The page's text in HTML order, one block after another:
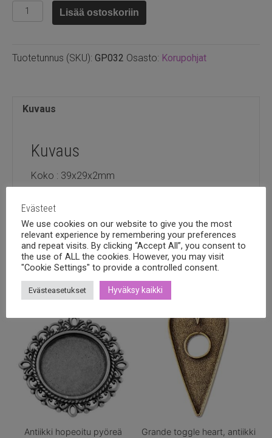
Kullattu
ovaali
määrä
Lisää ostoskoriin
Tuotetunnus (SKU): GP032 Osasto: Korupohjat
Kuvaus
Kuvaus
Koko : 39x29x2mm
Tutustu myös
Antiikki hopeoitu pyöreä
Grande toggle heart, antiikki
Evästeet
We use cookies on our website to give you the most
relevant experience by remembering your preferences
and repeat visits. By clicking “Accept All”, you consent to
the use of ALL the cookies. However, you may visit
"Cookie Settings" to provide a controlled consent.
Evästeasetukset Hyväksy kaikki